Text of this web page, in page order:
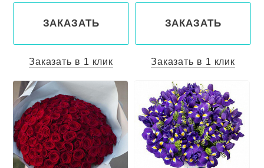
ЗАКАЗАТЬ
Заказать в 1 клик
ЗАКАЗАТЬ
Заказать в 1 клик